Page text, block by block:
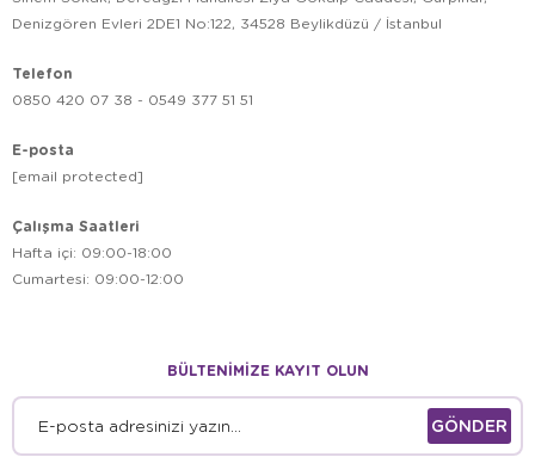
Denizgören Evleri 2DE1 No:122, 34528 Beylikdüzü / İstanbul
Telefon
0850 420 07 38 - 0549 377 51 51
E-posta
[email protected]
Çalışma Saatleri
Hafta içi: 09:00-18:00
Cumartesi: 09:00-12:00
BÜLTENİMİZE KAYIT OLUN
GÖNDER